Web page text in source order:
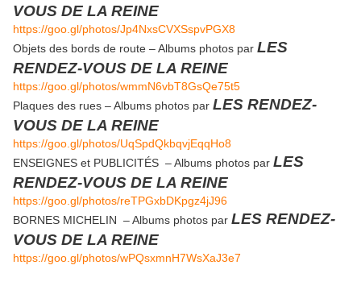
VOUS DE LA REINE
https://goo.gl/photos/Jp4NxsCVXSspvPGX8
Objets des bords de route – Albums photos par LES
RENDEZ-VOUS DE LA REINE
https://goo.gl/photos/wmmN6vbT8GsQe75t5
Plaques des rues – Albums photos par LES RENDEZ-
VOUS DE LA REINE
https://goo.gl/photos/UqSpdQkbqvjEqqHo8
ENSEIGNES et PUBLICITÉS – Albums photos par LES
RENDEZ-VOUS DE LA REINE
https://goo.gl/photos/reTPGxbDKpgz4jJ96
BORNES MICHELIN – Albums photos par LES RENDEZ-
VOUS DE LA REINE
https://goo.gl/photos/wPQsxmnH7WsXaJ3e7